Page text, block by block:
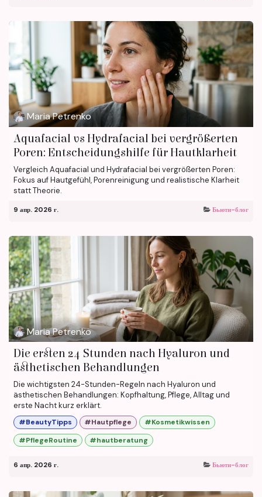
Maria Petrenko
Aquafacial vs Hydrafacial bei vergrößerten
Poren: Entscheidungshilfe für Hautklarheit
Vergleich Aquafacial und Hydrafacial bei vergrößerten Poren:
Fokus auf Hautgefühl, Porenreinigung und realistische Klarheit
statt Theorie.
9 апр. 2026 г. Бьюти-блог
Maria Petrenko
Die ersten 24 Stunden nach Hyaluron und
ästhetischen Behandlungen
Die wichtigsten 24-Stunden-Regeln nach Hyaluron und
ästhetischen Behandlungen: Kopfhaltung, Pflege, Alltag und
erste Nacht kurz erklärt.
#BeautyTipps #Hautpflege
#Kosmetikwissen
#PflegeRoutine
#hautberatung
6 апр. 2026 г. Бьюти-блог